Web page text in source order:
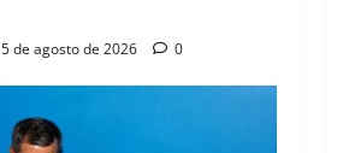
5 de agosto de 2026 0